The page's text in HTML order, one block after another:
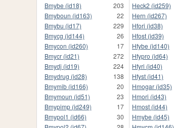
Bmybe (id18)
203
Bmyboun (id163)
22
Bmybu (id17)
229
Bmycg (id144)
26
Bmycon (id260)
17
Bmycr (id21)
272
Bmydj (id19)
224
Bmydrug (id28)
138
Bmymib (id166)
20
Bmymoun (id51)
23
Bmypimp (id249)
17
Bmypol1 (id66)
30
Heck2 (id259)
Hern (id267)
Hfori (id38)
Hfost (id39)
Hfybe (id140)
Hfypro (id64)
Hfyri (id40)
Hfyst (id41)
Hmogar (id35)
Hmori (id43)
Hmost (id44)
Hmybe (id45)